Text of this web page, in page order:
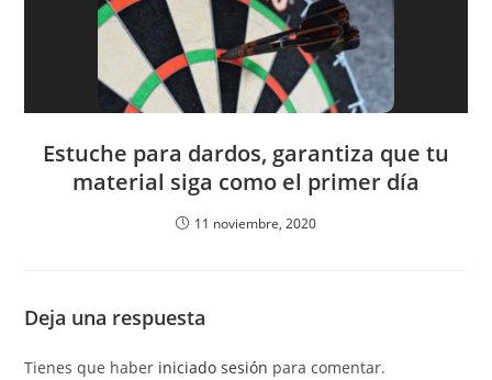
Estuche para dardos, garantiza que tu
material siga como el primer día
11 noviembre, 2020
Deja una respuesta
Tienes que haber iniciado sesión para comentar.